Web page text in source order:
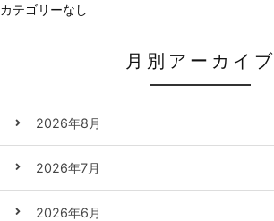
カテゴリーなし
月別アーカイブ
2026年8月
2026年7月
2026年6月